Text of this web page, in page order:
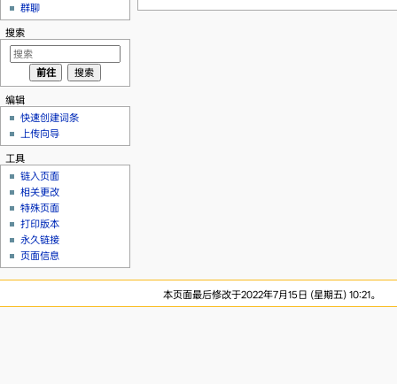
群聊
搜索
编辑
快速创建词条
上传向导
工具
链入页面
相关更改
特殊页面
打印版本
永久链接
页面信息
本页面最后修改于2022年7月15日 (星期五) 10:21。